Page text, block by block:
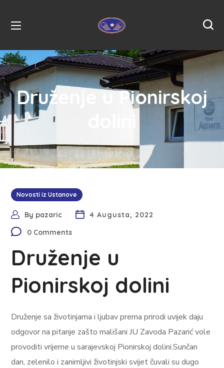
Druženje u Pionirskoj
Novosti iz Ustanove
By pazaric
4 Augusta, 2022
0 Comments
Druženje u
Pionirskoj dolini
Druženje sa životinjama i ljubav prema prirodi uvijek daju
odgovor na pitanje zašto mališani JU Zavoda Pazarić vole
provoditi vrijeme u sarajevskoj Pionirskoj dolini.Sunčan
dan, zelenilo i zanimljivi životinjski svijet čuvali su dugo